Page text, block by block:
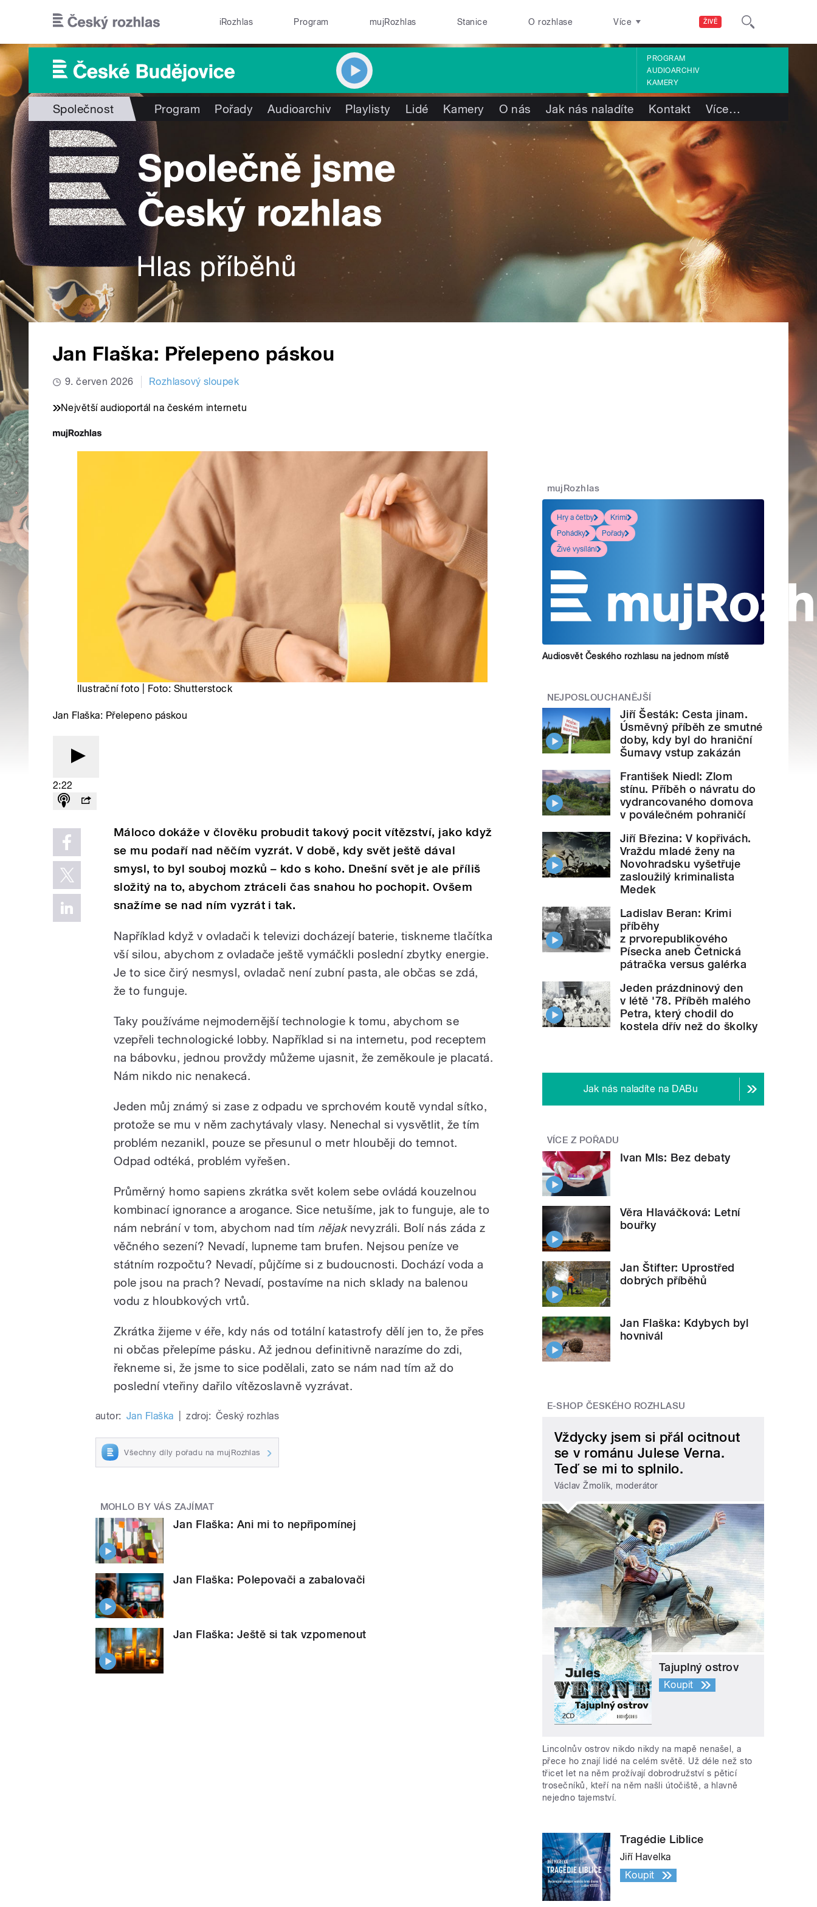
ŽIVĚ
iRozhlas Program mujRozhlas Stanice O rozhlase Více
PROGRAM
AUDIOARCHIV
KAMERY
Společnost Program Pořady Audioarchiv Playlisty Lidé Kamery O nás Jak nás naladíte Kontakt Více…
Jan Flaška: Přelepeno páskou
9. červen 2026 Rozhlasový sloupek
Největší audioportál na českém internetu
Ilustrační foto | Foto: Shutterstock
Jan Flaška: Přelepeno páskou
2:22
Máloco dokáže v člověku probudit takový pocit vítězství, jako když
se mu podaří nad něčím vyzrát. V době, kdy svět ještě dával
smysl, to byl souboj mozků – kdo s koho. ​Dnešní svět je ale příliš
složitý na to, abychom ztráceli čas snahou ho pochopit. Ovšem
snažíme se nad ním vyzrát i tak.
Například když v ovladači k televizi docházejí baterie, tiskneme tlačítka
vší silou, abychom z ovladače ještě vymáčkli poslední zbytky energie.
Je to sice čirý nesmysl, ovladač není zubní pasta, ale občas se zdá,
že to funguje.
Taky používáme nejmodernější technologie k tomu, abychom se
vzepřeli technologické lobby. Například si na internetu, pod receptem
na bábovku, jednou provždy můžeme ujasnit, že zeměkoule je placatá.
Nám nikdo nic nenakecá.
Jeden můj známý si zase z odpadu ve sprchovém koutě vyndal sítko,
protože se mu v něm zachytávaly vlasy. Nenechal si vysvětlit, že tím
problém nezanikl, pouze se přesunul o metr hlouběji do temnot.
Odpad odtéká, problém vyřešen.
Průměrný homo sapiens zkrátka svět kolem sebe ovládá kouzelnou
kombinací ignorance a arogance. Sice netušíme, jak to funguje, ale to
nám nebrání v tom, abychom nad tím nějaknevyzráli. Bolí nás záda z
věčného sezení? Nevadí, lupneme tam brufen. Nejsou peníze ve
státním rozpočtu? Nevadí, půjčíme si z budoucnosti. Dochází voda a
pole jsou na prach? Nevadí, postavíme na nich sklady na balenou
vodu z hloubkových vrtů.
Zkrátka žijeme v éře, kdy nás od totální katastrofy dělí jen to, že přes
ni občas přelepíme pásku. Až jednou definitivně narazíme do zdi,
řekneme si, že jsme to sice podělali, zato se nám nad tím až do
poslední vteřiny dařilo vítězoslavně vyzrávat.
autor: Jan Flaška zdroj: Český rozhlas
Všechny díly pořadu na mujRozhlas
MOHLO BY VÁS ZAJÍMAT
Jan Flaška: Ani mi to nepřipomínej
Jan Flaška: Polepovači a zabalovači
Jan Flaška: Ještě si tak vzpomenout
mujRozhlas
Hry a četby
Krimi
Pohádky
Pořady
Živé vysílání
Audiosvět Českého rozhlasu na jednom místě
NEJPOSLOUCHANĚJŠÍ
Jiří Šesták: Cesta jinam.
Úsměvný příběh ze smutné
doby, kdy byl do hraniční
Šumavy vstup zakázán
František Niedl: Zlom
stínu. Příběh o návratu do
vydrancovaného domova
v poválečném pohraničí
Jiří Březina: V kopřivách.
Vraždu mladé ženy na
Novohradsku vyšetřuje
zasloužilý kriminalista
Medek
Ladislav Beran: Krimi
příběhy
z prvorepublikového
Písecka aneb Četnická
pátračka versus galérka
Jeden prázdninový den
v létě '78. Příběh malého
Petra, který chodil do
kostela dřív než do školky
Jak nás naladíte na DABu
VÍCE Z POŘADU
Ivan Mls: Bez debaty
Věra Hlaváčková: Letní
bouřky
Jan Štifter: Uprostřed
dobrých příběhů
Jan Flaška: Kdybych byl
hovnivál
E-SHOP ČESKÉHO ROZHLASU
Vždycky jsem si přál ocitnout
se v románu Julese Verna.
Teď se mi to splnilo.
Václav Žmolík, moderátor
Tajuplný ostrov
Koupit
Lincolnův ostrov nikdo nikdy na mapě nenašel, a
přece ho znají lidé na celém světě. Už déle než sto
třicet let na něm prožívají dobrodružství s pěticí
trosečníků, kteří na něm našli útočiště, a hlavně
nejedno tajemství.
Tragédie Liblice
Jiří Havelka
Koupit